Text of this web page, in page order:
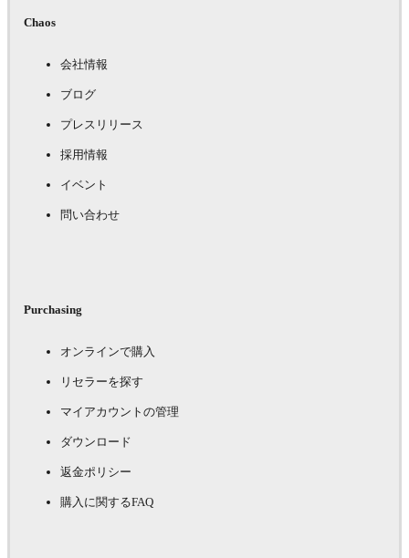
Chaos
会社情報
ブログ
プレスリリース
採用情報
イベント
問い合わせ
Purchasing
オンラインで購入
リセラーを探す
マイアカウントの管理
ダウンロード
返金ポリシー
購入に関するFAQ